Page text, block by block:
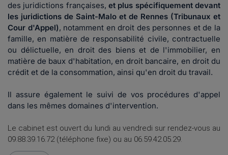
des juridictions françaises, et plus spécifiquement devant
les juridictions de Saint-Malo et de Rennes (Tribunaux et
Cour d'Appel), notamment en droit des personnes et de la
famille, en matière de responsabilité civile, contractuelle
ou délictuelle, en droit des biens et de l'immobilier, en
matière de baux d'habitation, en droit bancaire, en droit du
crédit et de la consommation, ainsi qu'en droit du travail.
Il assure également le suivi de vos procédures d'appel
dans les mêmes domaines d'intervention.
Le cabinet est ouvert du lundi au vendredi sur rendez-vous au
09.88.39.16.72 (téléphone fixe) ou au 06.59.42.05.29.